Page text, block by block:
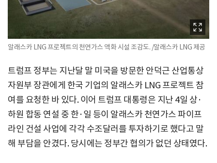
알래스카 LNG 프로젝트의 천연가스 액화 시설 조감도. /알래스카 LNG 제공
트럼프 정부는 지난달 말 미국을 방문한 안덕근 산업통상
자원부 장관에게 한국 기업의 알래스카 LNG 프로젝트 참
여를 요청한 바 있다. 이어 트럼프 대통령은 지난 4일 상·
하원 합동 연설 중 한·일 등이 알래스카 천연가스 파이프
라인 건설 사업에 각각 수조달러를 투자하기로 했다고 말
해 부담을 안겼다. 당시에는 정부간 협의가 없던 상태였다.